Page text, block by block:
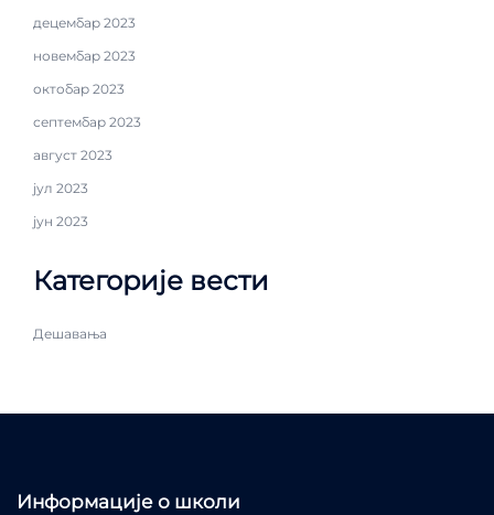
децембар 2023
новембар 2023
октобар 2023
септембар 2023
август 2023
јул 2023
јун 2023
Категорије вести
Дешавања
Информације о школи